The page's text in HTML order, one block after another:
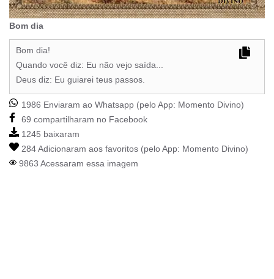
Bom dia
Bom dia!
Quando você diz: Eu não vejo saída...
Deus diz: Eu guiarei teus passos.
1986 Enviaram ao Whatsapp (pelo App: Momento Divino)
69 compartilharam no Facebook
1245 baixaram
284 Adicionaram aos favoritos (pelo App: Momento Divino)
9863 Acessaram essa imagem